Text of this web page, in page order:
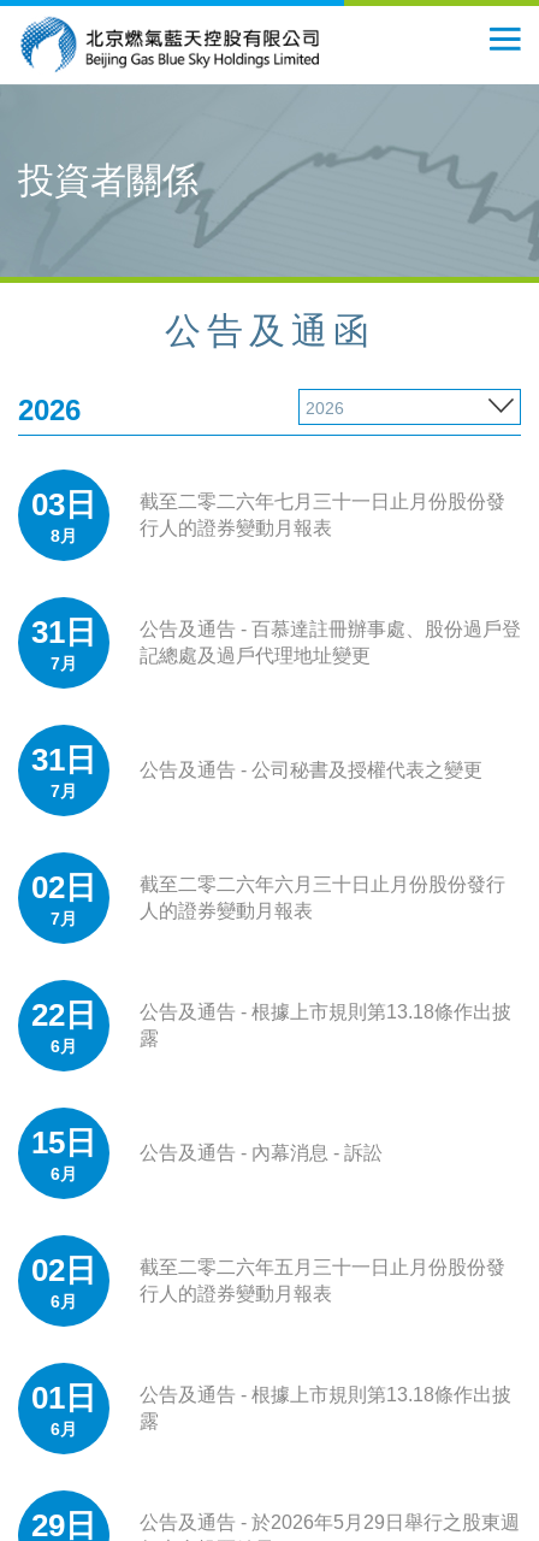
投資者關係
公告及通函
2026 2026
03日
8月
截至二零二六年七月三十一日止月份股份發
行人的證券變動月報表
31日
7月
公告及通告 - 百慕達註冊辦事處、股份過戶登
記總處及過戶代理地址變更
31日
7月
公告及通告 - 公司秘書及授權代表之變更
02日
7月
截至二零二六年六月三十日止月份股份發行
人的證券變動月報表
22日
6月
公告及通告 - 根據上市規則第13.18條作出披
露
15日
6月
公告及通告 - 內幕消息 - 訴訟
02日
6月
截至二零二六年五月三十一日止月份股份發
行人的證券變動月報表
01日
6月
公告及通告 - 根據上市規則第13.18條作出披
露
29日
公告及通告 - 於2026年5月29日舉行之股東週